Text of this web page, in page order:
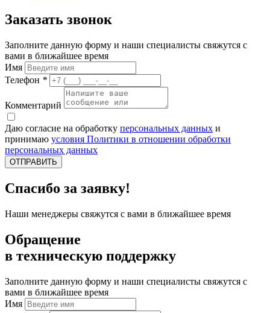
Заказать звонок
Заполните данную форму и наши специалисты свяжутся с
вами в ближайшее время
Имя
Телефон *
Комментарий
Даю согласие на обработку персональных данных и
принимаю условия Политики в отношении обработки
персональных данных
ОТПРАВИТЬ
Спасибо за заявку!
Наши менеджеры свяжутся с вами в ближайшее время
Обращение
в техническую поддержку
Заполните данную форму и наши специалисты свяжутся с
вами в ближайшее время
Имя